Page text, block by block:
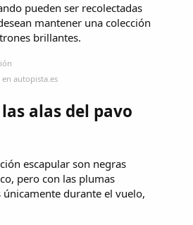
pueden ser recolectadas
mantener una colección
brillantes.
autopista.es
alas del pavo
escapular son negras
pero con las plumas
durante el vuelo,